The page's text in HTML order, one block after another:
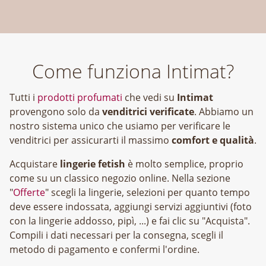
Come funziona Intimat?
Tutti i prodotti profumati che vedi su Intimat
provengono solo da venditrici verificate. Abbiamo un
nostro sistema unico che usiamo per verificare le
venditrici per assicurarti il massimo comfort e qualità.
Acquistare lingerie fetish è molto semplice, proprio
come su un classico negozio online. Nella sezione
"Offerte" scegli la lingerie, selezioni per quanto tempo
deve essere indossata, aggiungi servizi aggiuntivi (foto
con la lingerie addosso, pipì, ...) e fai clic su "Acquista".
Compili i dati necessari per la consegna, scegli il
metodo di pagamento e confermi l'ordine.